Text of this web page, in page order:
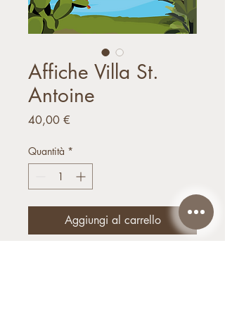
Affiche Villa St.
Antoine
40,00 €
Quantità *
Aggiungi al carrello